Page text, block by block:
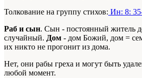
Толкование на группу стихов: Ин: 8:
Раб и сын. Сын - постоянный житель
случайный. Дом - дом Божий, дом =
их никто не прогонит из дома.
Нет, они рабы греха и могут быть
любой момент.